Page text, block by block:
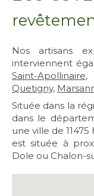
Nos artisans
interviennent
Saint-Apollinaire
Quetigny,
Située dans la
dans le
une ville de
est située à
Dole ou Chalon-